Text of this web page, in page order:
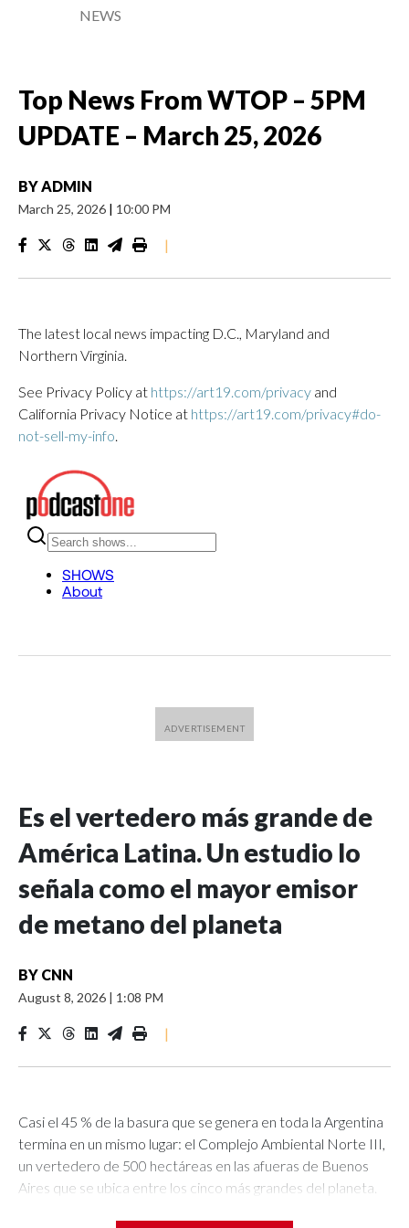
NEWS
Top News From WTOP – 5PM
UPDATE – March 25, 2026
BYADMIN
March 25, 2026 | 10:00 PM
|
The latest local news impacting D.C., Maryland and
Northern Virginia.
See Privacy Policy at https://art19.com/privacy and
California Privacy Notice at https://art19.com/privacy#do-
not-sell-my-info.
Es el vertedero más grande de
América Latina. Un estudio lo
señala como el mayor emisor
de metano del planeta
BY CNN
August 8, 2026 | 1:08 PM
|
Casi el 45 % de la basura que se genera en toda la Argentina
termina en un mismo lugar: el Complejo Ambiental Norte III,
un vertedero de 500 hectáreas en las afueras de Buenos
Aires que se ubica entre los cinco más grandes del planeta.